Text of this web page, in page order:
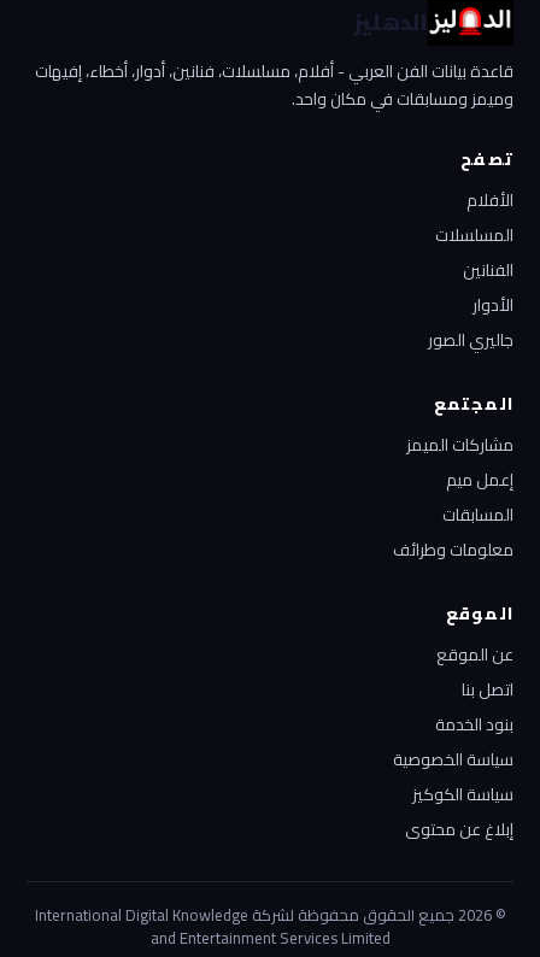
الدهليز
قاعدة بيانات الفن العربي - أفلام، مسلسلات، فنانين، أدوار، أخطاء، إفيهات
وميمز ومسابقات في مكان واحد.
تصفح
الأفلام
المسلسلات
الفنانين
الأدوار
جاليري الصور
المجتمع
مشاركات الميمز
إعمل ميم
المسابقات
معلومات وطرائف
الموقع
عن الموقع
اتصل بنا
بنود الخدمة
سياسة الخصوصية
سياسة الكوكيز
إبلاغ عن محتوى
© 2026 جميع الحقوق محفوظة لشركة International Digital Knowledge
and Entertainment Services Limited